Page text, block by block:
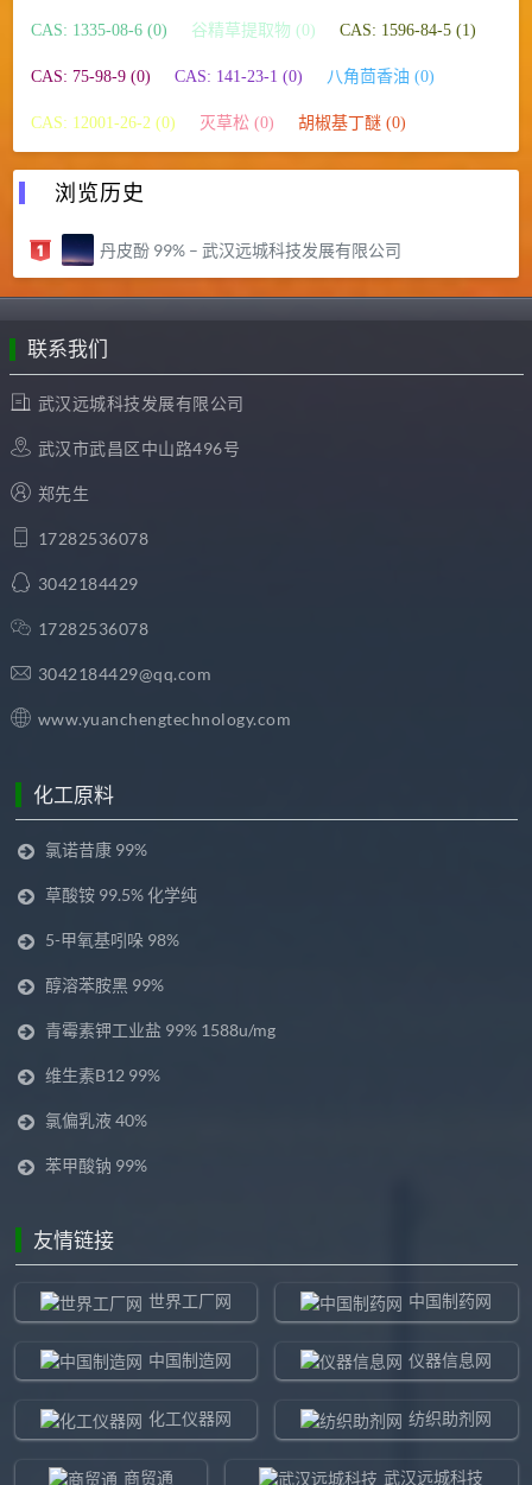
CAS: 1335-08-6 (0) 谷精草提取物 (0) CAS: 1596-84-5 (1)
CAS: 75-98-9 (0) CAS: 141-23-1 (0) 八角茴香油 (0)
CAS: 12001-26-2 (0) 灭草松 (0) 胡椒基丁醚 (0)
浏览历史
丹皮酚 99% – 武汉远城科技发展有限公司
联系我们
武汉远城科技发展有限公司
武汉市武昌区中山路496号
郑先生
17282536078
3042184429
17282536078
3042184429@qq.com
www.yuanchengtechnology.com
化工原料
氯诺昔康 99%
草酸铵 99.5% 化学纯
5-甲氧基吲哚 98%
醇溶苯胺黑 99%
青霉素钾工业盐 99% 1588u/mg
维生素B12 99%
氯偏乳液 40%
苯甲酸钠 99%
友情链接
世界工厂网 中国制药网
中国制造网 仪器信息网
化工仪器网 纺织助剂网
商贸通 武汉远城科技